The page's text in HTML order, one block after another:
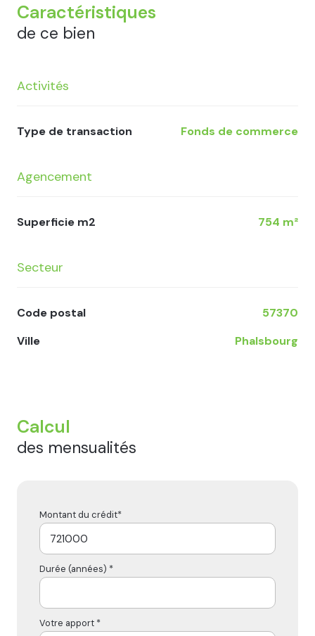
Caractéristiques
de ce bien
Activités
Type de transaction Fonds de commerce
Agencement
Superficie m2 754 m²
Secteur
Code postal
57370
Ville
Phalsbourg
Calcul
des mensualités
Montant du crédit*
Durée (années) *
Votre apport *